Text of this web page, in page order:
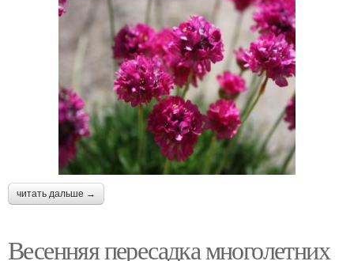
читать дальше →
Весенняя пересадка многолетних